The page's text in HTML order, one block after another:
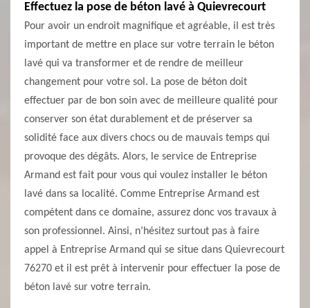
Effectuez la pose de béton lavé à Quievrecourt
Pour avoir un endroit magnifique et agréable, il est très
important de mettre en place sur votre terrain le béton
lavé qui va transformer et de rendre de meilleur
changement pour votre sol. La pose de béton doit
effectuer par de bon soin avec de meilleure qualité pour
conserver son état durablement et de préserver sa
solidité face aux divers chocs ou de mauvais temps qui
provoque des dégâts. Alors, le service de Entreprise
Armand est fait pour vous qui voulez installer le béton
lavé dans sa localité. Comme Entreprise Armand est
compétent dans ce domaine, assurez donc vos travaux à
son professionnel. Ainsi, n’hésitez surtout pas à faire
appel à Entreprise Armand qui se situe dans Quievrecourt
76270 et il est prêt à intervenir pour effectuer la pose de
béton lavé sur votre terrain.